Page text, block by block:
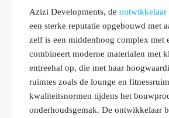
Azizi Developments, de ontwikkelaar
een sterke reputatie opgebouwd met
zelf is een middenhoog complex met
combineert moderne materialen met
entreehal op, die met haar
ruimtes zoals de lounge en
kwaliteitsnormen tijdens het
onderhoudsgemak. De ontwikkelaar